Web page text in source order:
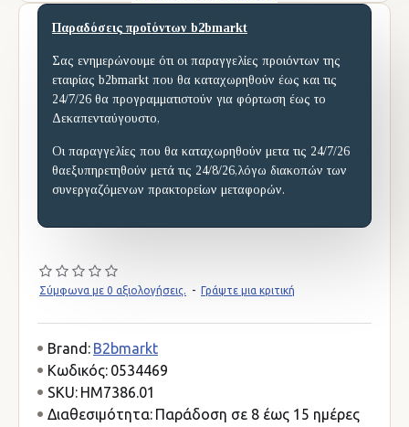
Παραδόσεις προϊόντων b2bmarkt
Σας ενημερώνουμε ότι οι παραγγελίες προιόντων της
εταιρίας b2bmarkt που θα καταχωρηθούν έως και τις
24/7/26 θα προγραμματιστούν για φόρτωση έως το
Δεκαπενταύγουστο,
Οι παραγγελίες που θα καταχωρηθούν μετα τις 24/7/26
θαεξυπηρετηθούν μετά τις 24/8/26,λόγω διακοπών των
συνεργαζόμενων πρακτορείων μεταφορών.
Σύμφωνα με 0 αξιολογήσεις. - Γράψτε μια κριτική
Brand: B2bmarkt
Κωδικός: 0534469
SKU: HM7386.01
Διαθεσιμότητα: Παράδοση σε 8 έως 15 ημέρες